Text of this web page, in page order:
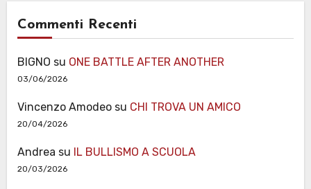
Commenti Recenti
BIGNO su ONE BATTLE AFTER ANOTHER
03/06/2026
Vincenzo Amodeosu CHI TROVA UN AMICO
20/04/2026
Andrea su IL BULLISMO A SCUOLA
20/03/2026